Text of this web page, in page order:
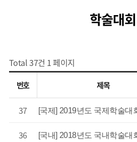
학술대회
Total 37건 1 페이지
번호 제목
37 [국제] 2019년도 국제학술대
36 [국내] 2018년도 국내학술대